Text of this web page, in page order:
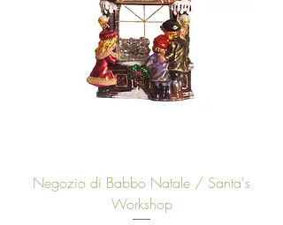
Negozio di Babbo Natale / Santa's
Workshop